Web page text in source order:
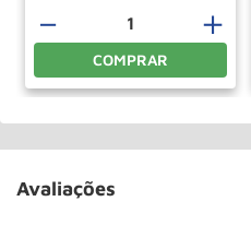
＋
－
COMPRAR
Avaliações